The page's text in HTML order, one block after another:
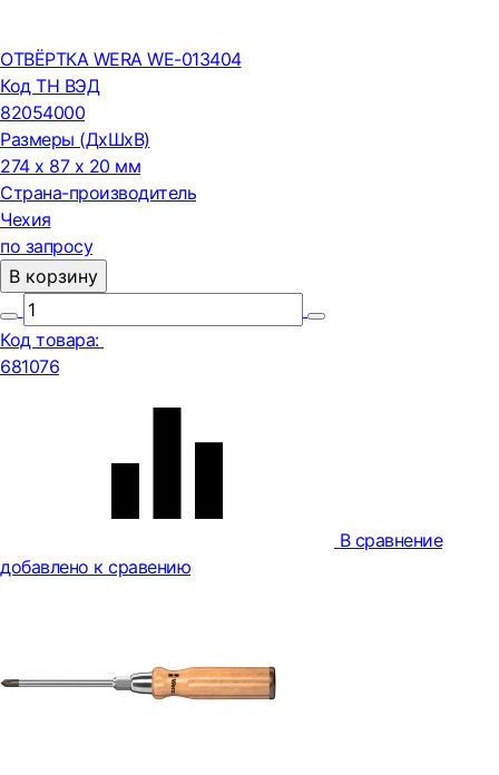
ОТВЁРТКА WERA WE-013404
Код ТН ВЭД
82054000
Размеры (ДxШxВ)
274 x 87 x 20 мм
Страна-производитель
Чехия
по запросу
В корзину
Код товара:
681076
В сравнение
добавлено к сравению